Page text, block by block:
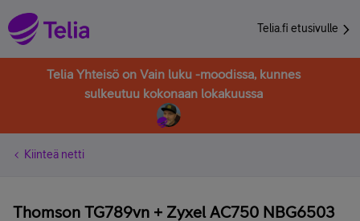
Telia.fi etusivulle
Telia Yhteisö on Vain luku -moodissa, kunnes
sulkeutuu kokonaan lokakuussa
Kiinteä netti
Thomson TG789vn + Zyxel AC750 NBG6503